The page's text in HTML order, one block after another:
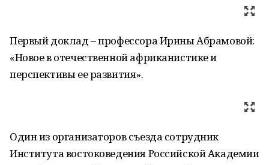
Первый доклад – профессора Ирины Абрамовой:
«Новое в отечественной африканистике и
перспективы ее развития».
Один из организаторов съезда сотрудник
Института востоковедения Российской Академии